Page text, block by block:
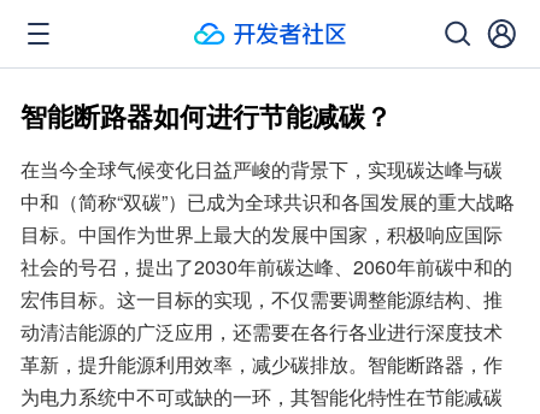
智能断路器如何进行节能减碳？
在当今全球气候变化日益严峻的背景下，实现碳达峰与碳
中和（简称“双碳”）已成为全球共识和各国发展的重大战略
目标。中国作为世界上最大的发展中国家，积极响应国际
社会的号召，提出了2030年前碳达峰、2060年前碳中和的
宏伟目标。这一目标的实现，不仅需要调整能源结构、推
动清洁能源的广泛应用，还需要在各行各业进行深度技术
革新，提升能源利用效率，减少碳排放。智能断路器，作
为电力系统中不可或缺的一环，其智能化特性在节能减碳